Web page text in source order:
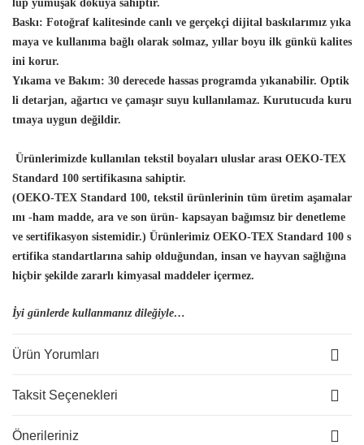
lup yumuşak dokuya sahiptir.
Baskı: Fotoğraf kalitesinde canlı ve gerçekçi dijital baskılarımız yıka
maya ve kullanıma bağlı olarak solmaz, yıllar boyu ilk günkü kalites
ini korur.
Yıkama ve Bakım: 30 derecede hassas programda yıkanabilir. Optik
li detarjan, ağartıcı ve çamaşır suyu kullanılamaz. Kurutucuda kuru
tmaya uygun değildir.
Ürünlerimizde kullanılan tekstil boyaları uluslar arası OEKO-TEX
Standard 100 sertifikasına sahiptir.
(OEKO-TEX Standard 100, tekstil ürünlerinin tüm üretim aşamalar
ını -ham madde, ara ve son ürün- kapsayan bağımsız bir denetleme
ve sertifikasyon sistemidir.) Ürünlerimiz OEKO-TEX Standard 100 s
ertifika standartlarına sahip olduğundan, insan ve hayvan sağlığına
hiçbir şekilde zararlı kimyasal maddeler içermez.
İyi günlerde kullanmanız dileğiyle…
Ürün Yorumları
Taksit Seçenekleri
Önerileriniz